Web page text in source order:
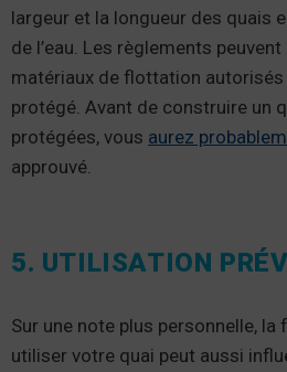
largeur et la longueur des quais
de l’eau. Les règlements
matériaux de flottation autorisés
protégé. Avant de construire un
protégées, vous aurez
approuvé.
5. UTILISATION
Sur une note plus personnelle,
utiliser votre quai peut aussi